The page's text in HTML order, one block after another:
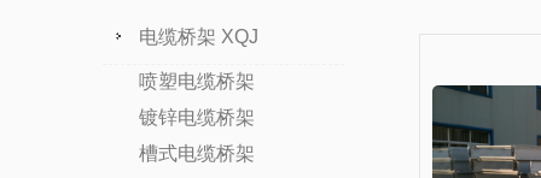
电缆桥架 XQJ
喷塑电缆桥架
镀锌电缆桥架
槽式电缆桥架